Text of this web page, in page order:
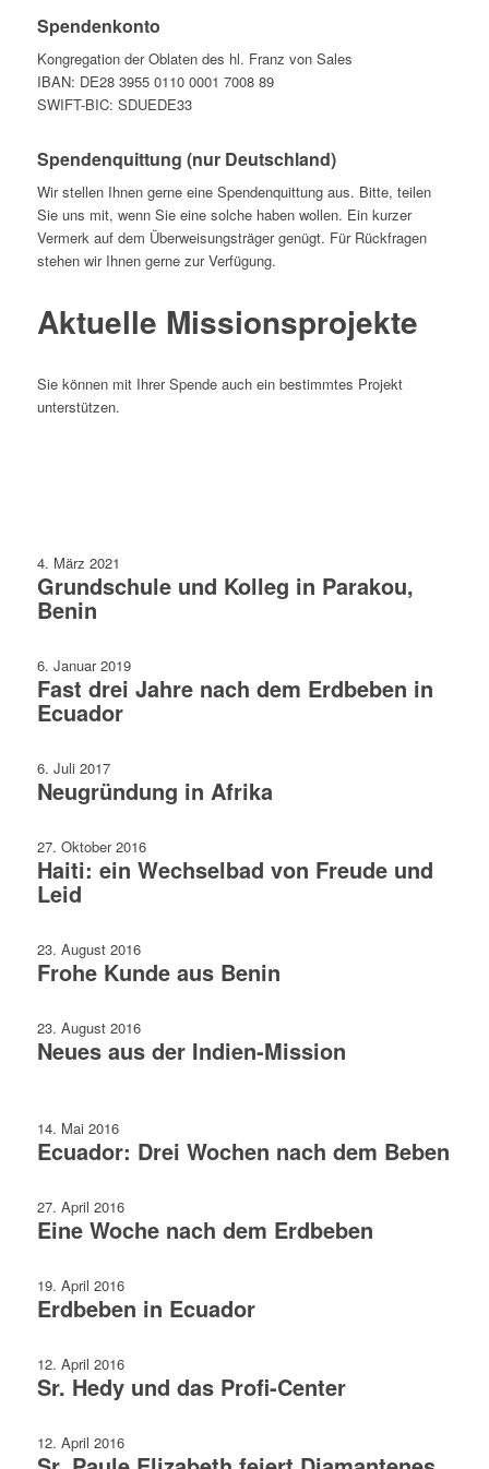
Spendenkonto
Kongregation der Oblaten des hl. Franz von Sales
IBAN: DE28 3955 0110 0001 7008 89
SWIFT-BIC: SDUEDE33
Spendenquittung (nur Deutschland)
Wir stellen Ihnen gerne eine Spendenquittung aus. Bitte, teilen
Sie uns mit, wenn Sie eine solche haben wollen. Ein kurzer
Vermerk auf dem Überweisungsträger genügt. Für Rückfragen
stehen wir Ihnen gerne zur Verfügung.
Aktuelle Missionsprojekte
Sie können mit Ihrer Spende auch ein bestimmtes Projekt
unterstützen.
4. März 2021
Grundschule und Kolleg in Parakou,
Benin
6. Januar 2019
Fast drei Jahre nach dem Erdbeben in
Ecuador
6. Juli 2017
Neugründung in Afrika
27. Oktober 2016
Haiti: ein Wechselbad von Freude und
Leid
23. August 2016
Frohe Kunde aus Benin
23. August 2016
Neues aus der Indien-Mission
14. Mai 2016
Ecuador: Drei Wochen nach dem Beben
27. April 2016
Eine Woche nach dem Erdbeben
19. April 2016
Erdbeben in Ecuador
12. April 2016
Sr. Hedy und das Profi-Center
12. April 2016